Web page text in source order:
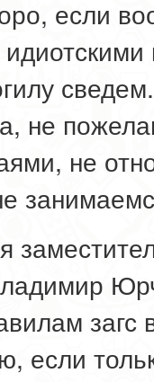
если
не
не
загс
если